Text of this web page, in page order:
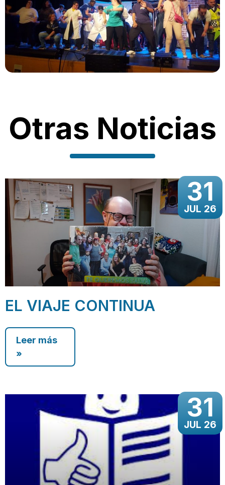
Otras Noticias
31
JUL 26
EL VIAJE CONTINUA
Leer más
»
31
JUL 26